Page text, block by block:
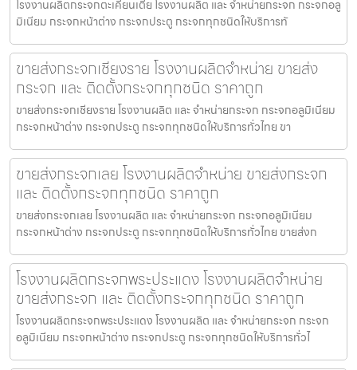
โรงงานผลิตกระจกตะเคียนเตี้ย โรงงานผลิต และ จำหน่ายกระจก กระจกอลู
มิเนียม กระจกหน้าต่าง กระจกประตู กระจกทุกชนิดให้บริการทั
ขายส่งกระจกเชียงราย โรงงานผลิตจำหน่าย ขายส่ง
กระจก และ ติดตั้งกระจกทุกชนิด ราคาถูก
ขายส่งกระจกเชียงราย โรงงานผลิต และ จำหน่ายกระจก กระจกอลูมิเนียม
กระจกหน้าต่าง กระจกประตู กระจกทุกชนิดให้บริการทั่วไทย ขา
ขายส่งกระจกเลย โรงงานผลิตจำหน่าย ขายส่งกระจก
และ ติดตั้งกระจกทุกชนิด ราคาถูก
ขายส่งกระจกเลย โรงงานผลิต และ จำหน่ายกระจก กระจกอลูมิเนียม
กระจกหน้าต่าง กระจกประตู กระจกทุกชนิดให้บริการทั่วไทย ขายส่งก
โรงงานผลิตกระจกพระประแดง โรงงานผลิตจำหน่าย
ขายส่งกระจก และ ติดตั้งกระจกทุกชนิด ราคาถูก
โรงงานผลิตกระจกพระประแดง โรงงานผลิต และ จำหน่ายกระจก กระจก
อลูมิเนียม กระจกหน้าต่าง กระจกประตู กระจกทุกชนิดให้บริการทั่วไ